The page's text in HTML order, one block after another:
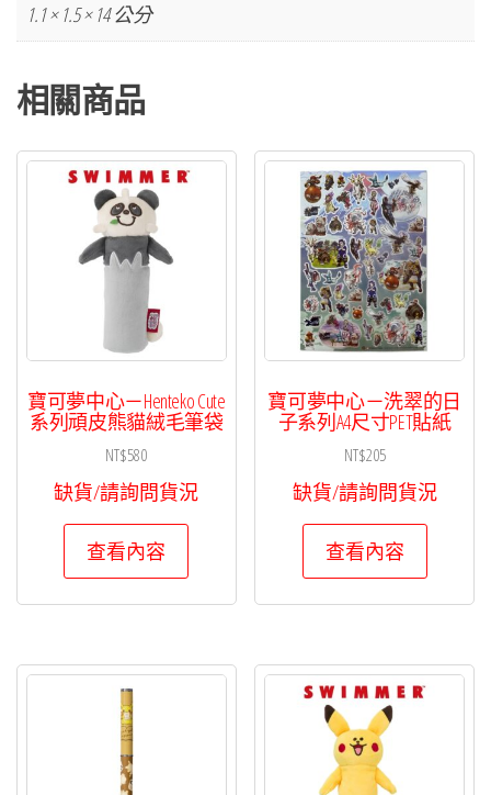
1.1 × 1.5 × 14 公分
相關商品
寶可夢中心－Henteko Cute
系列頑皮熊貓絨毛筆袋
NT$580
缺貨/請詢問貨況
查看內容
寶可夢中心－洗翠的日
子系列A4尺寸PET貼紙
NT$205
缺貨/請詢問貨況
查看內容